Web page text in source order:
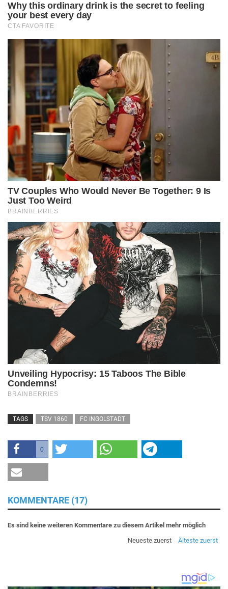
TAGS TSV 1860 FC INGOLSTADT
0
KOMMENTARE (17)
Es sind keine weiteren Kommentare zu diesem Artikel mehr möglich
Neueste zuerst
Älteste zuerst